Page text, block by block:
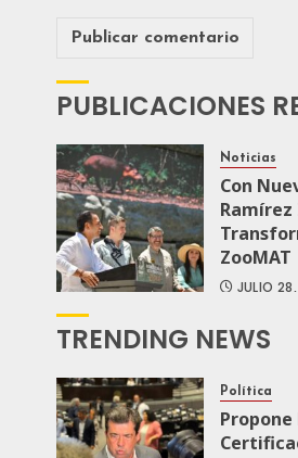
PUBLICACIONES
Noticias
Con
ZooMAT
JULIO
TRENDING NEWS
Política
Propone